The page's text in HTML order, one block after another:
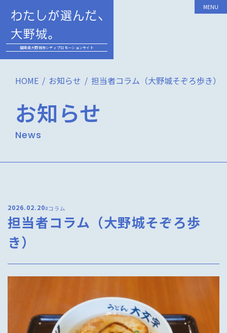
福岡県大野城市シティプロモーションサイト
MENU
HOME お知らせ 担当者コラム（大野城そぞろ歩き）
お知らせ
News
2026.02.20#コラム
担当者コラム（大野城そぞろ歩
き）